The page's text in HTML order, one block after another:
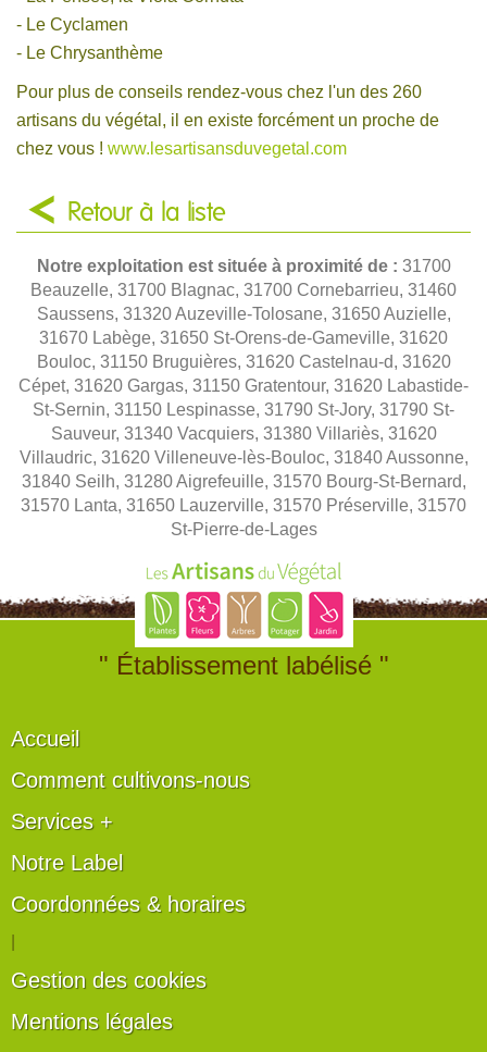
- Le Cyclamen
- Le Chrysanthème
Pour plus de conseils rendez-vous chez l'un des 260
artisans du végétal, il en existe forcément un proche de
chez vous ! www.lesartisansduvegetal.com
Retour à la liste
Notre exploitation est située à proximité de : 31700
Beauzelle, 31700 Blagnac, 31700 Cornebarrieu, 31460
Saussens, 31320 Auzeville-Tolosane, 31650 Auzielle,
31670 Labège, 31650 St-Orens-de-Gameville, 31620
Bouloc, 31150 Bruguières, 31620 Castelnau-d, 31620
Cépet, 31620 Gargas, 31150 Gratentour, 31620 Labastide-
St-Sernin, 31150 Lespinasse, 31790 St-Jory, 31790 St-
Sauveur, 31340 Vacquiers, 31380 Villariès, 31620
Villaudric, 31620 Villeneuve-lès-Bouloc, 31840 Aussonne,
31840 Seilh, 31280 Aigrefeuille, 31570 Bourg-St-Bernard,
31570 Lanta, 31650 Lauzerville, 31570 Préserville, 31570
St-Pierre-de-Lages
" Établissement labélisé "
Accueil
Comment cultivons-nous
Services +
Notre Label
Coordonnées & horaires
Gestion des cookies
Mentions légales